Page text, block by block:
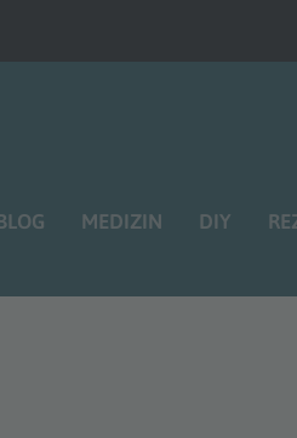
MEDIZIN DIY